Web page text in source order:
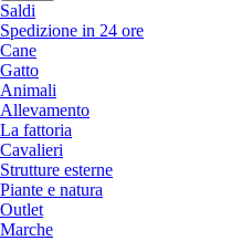
Saldi
Spedizione in 24 ore
Cane
Gatto
Animali
Allevamento
La fattoria
Cavalieri
Strutture esterne
Piante e natura
Outlet
Marche